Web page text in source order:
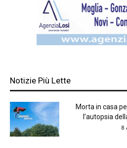
Notizie Più Lette
Morta in casa
l’autopsia
8